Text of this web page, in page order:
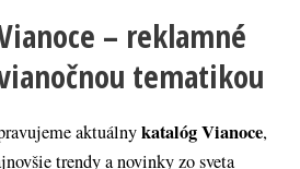
– reklamné
tematikou
aktuálnykatalóg Vianoce,
trendy a novinky zo sveta